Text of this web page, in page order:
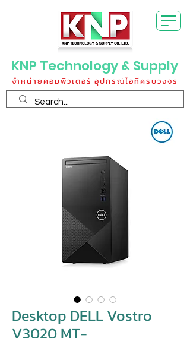
KNP Technology & Supply
จำหน่ายคอมพิวเตอร์ อุปกรณ์ไอทีครบวงจร
Desktop DELL Vostro
V3020 MT-